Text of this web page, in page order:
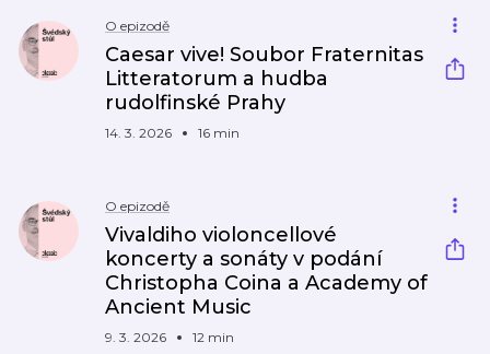
O epizodě
Caesar vive! Soubor Fraternitas
Litteratorum a hudba
rudolfinské Prahy
14. 3. 2026 16 min
O epizodě
Vivaldiho violoncellové
koncerty a sonáty v podání
Christopha Coina a Academy of
Ancient Music
9. 3. 2026 12 min